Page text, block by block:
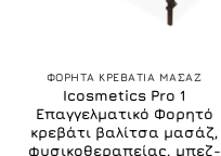
ΦΟΡΗΤΑ ΚΡΕΒΑΤΙΑ ΜΑΣΑΖ
Icosmetics Pro 1
Επαγγελματικό Φορητό
κρεβάτι βαλίτσα μασάζ,
φυσικοθεραπείας, μπεζ-